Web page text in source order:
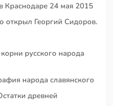
Краснодаре 24 мая 2015
открыл Георгий Сидоров.
русского народа
народа славянского
древней